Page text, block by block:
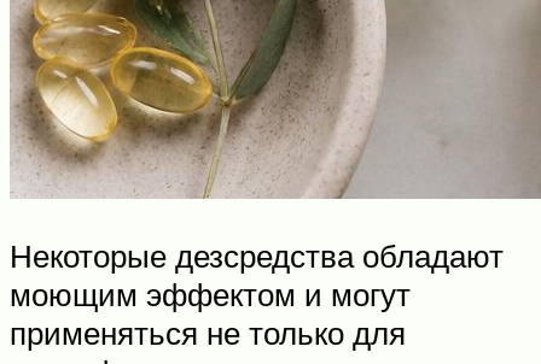
Некоторые дезсредства обладают
моющим эффектом и могут
применяться не только для